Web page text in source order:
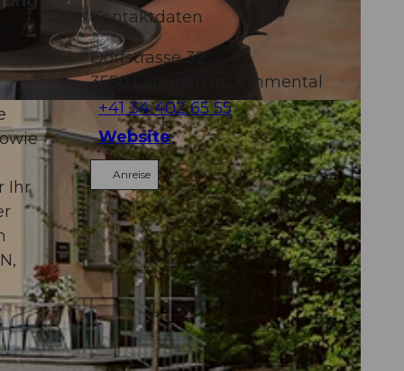
Ihr
Kontaktdaten
Dorfstrasse 32
3550
Langnau im Emmental
+41 34 402 65 55
Website
Anreise